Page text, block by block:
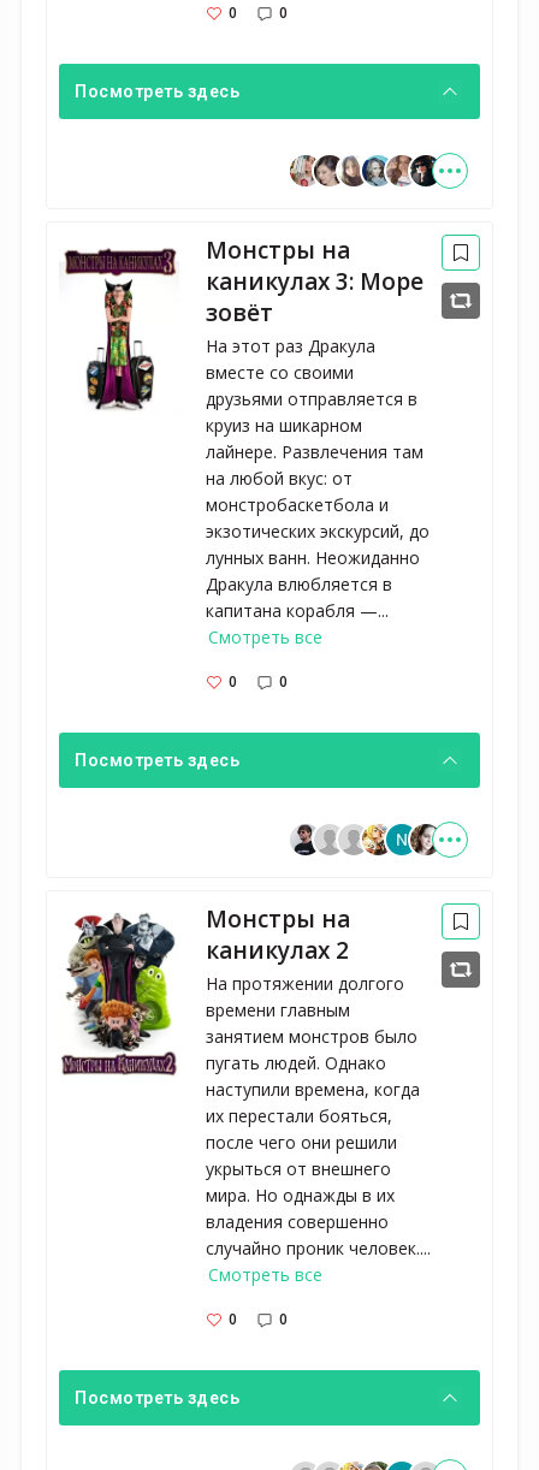
0 0
Посмотреть здесь
Монстры на
каникулах 3: Море
зовёт
На этот раз Дракула
вместе со своими
друзьями отправляется в
круиз на шикарном
лайнере. Развлечения там
на любой вкус: от
монстробаскетбола и
экзотических экскурсий, до
лунных ванн. Неожиданно
Дракула влюбляется в
капитана корабля —...
Смотреть все
0 0
Посмотреть здесь
Монстры на
каникулах 2
На протяжении долгого
времени главным
занятием монстров было
пугать людей. Однако
наступили времена, когда
их перестали бояться,
после чего они решили
укрыться от внешнего
мира. Но однажды в их
владения совершенно
случайно проник человек....
Смотреть все
0 0
Посмотреть здесь